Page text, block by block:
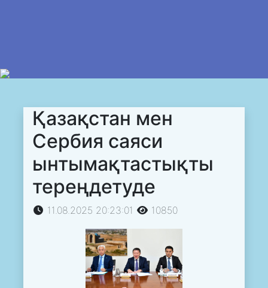
Қазақстан мен
Сербия саяси
ынтымақтастықты
тереңдетуде
11.08.2025 20:23:01 10850